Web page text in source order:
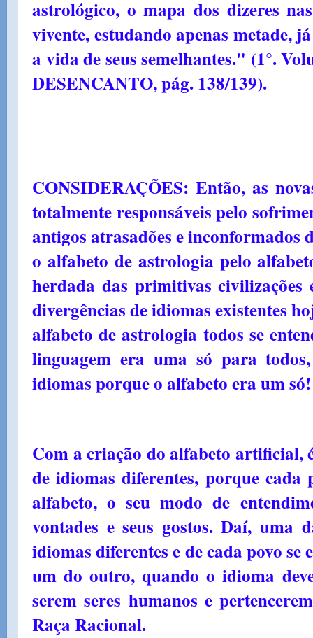
astrológico, o mapa dos dizeres
vivente, estudando apenas metade,
a vida de seus semelhantes." (1°.
DESENCANTO, pág. 138/139).
CONSIDERAÇÕES: Então, as
totalmente responsáveis pelo
antigos atrasadões e
o alfabeto de astrologia pelo
herdada das primitivas civilizações
divergências de idiomas existentes
alfabeto de astrologia todos se
linguagem era uma só para
idiomas porque o alfabeto era um só!
Com a criação do alfabeto artificial,
de idiomas diferentes, porque cada
alfabeto, o seu modo de
vontades e seus gostos. Daí, uma
idiomas diferentes e de cada povo
um do outro, quando o idioma
serem seres humanos e
Raça Racional.